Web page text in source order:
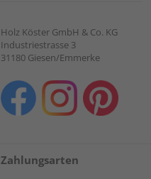
Holz Köster GmbH & Co. KG
Industriestrasse 3
31180 Giesen/Emmerke
Zahlungsarten